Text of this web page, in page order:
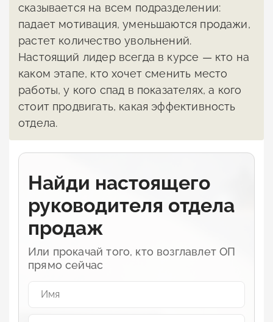
сказывается на всем подразделении:
падает мотивация, уменьшаются продажи,
растет количество увольнений.
Настоящий лидер всегда в курсе — кто на
каком этапе, кто хочет сменить место
работы, у кого спад в показателях, а кого
стоит продвигать, какая эффективность
отдела.
Найди настоящего
руководителя отдела
продаж
Или прокачай того, кто возглавлет ОП
прямо сейчаc